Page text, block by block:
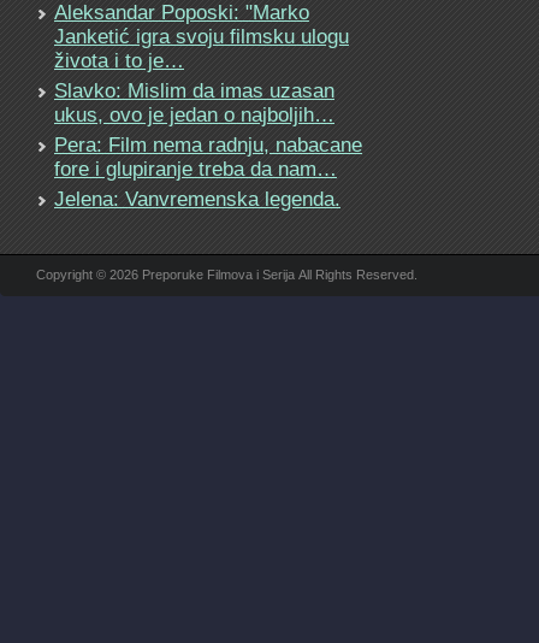
Aleksandar Poposki: "Marko
Janketić igra svoju filmsku ulogu
života i to je…
Slavko: Mislim da imas uzasan
ukus, ovo je jedan o najboljih…
Pera: Film nema radnju, nabacane
fore i glupiranje treba da nam…
Jelena: Vanvremenska legenda.
Copyright © 2026 Preporuke Filmova i Serija All Rights Reserved.